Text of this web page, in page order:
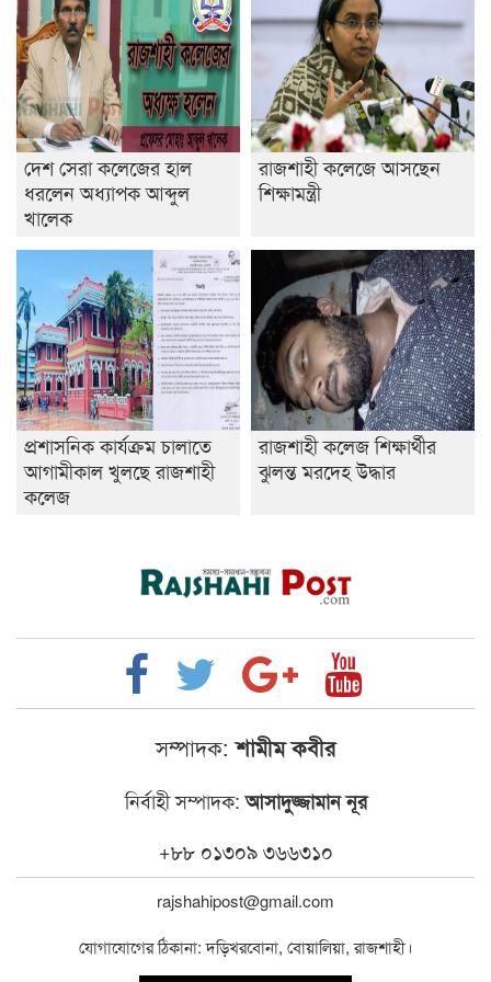
দেশ সেরা কলেজের হাল
ধরলেন অধ্যাপক আব্দুল
খালেক
রাজশাহী কলেজে আসছেন
শিক্ষামন্ত্রী
প্রশাসনিক কার্যক্রম চালাতে
আগামীকাল খুলছে রাজশাহী
কলেজ
রাজশাহী কলেজ শিক্ষার্থীর
ঝুলন্ত মরদেহ উদ্ধার
সম্পাদক: শামীম কবীর
নির্বাহী সম্পাদক:আসাদুজ্জামান নূর
+৮৮ ০১৩০৯ ৩৬৬৩১০
rajshahipost@gmail.com
যোগাযোগের ঠিকানা: দড়িখরবোনা, বোয়ালিয়া, রাজশাহী।